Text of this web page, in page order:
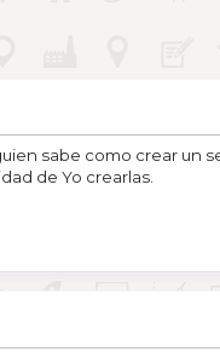
sabe como crear un
de Yo crearlas.